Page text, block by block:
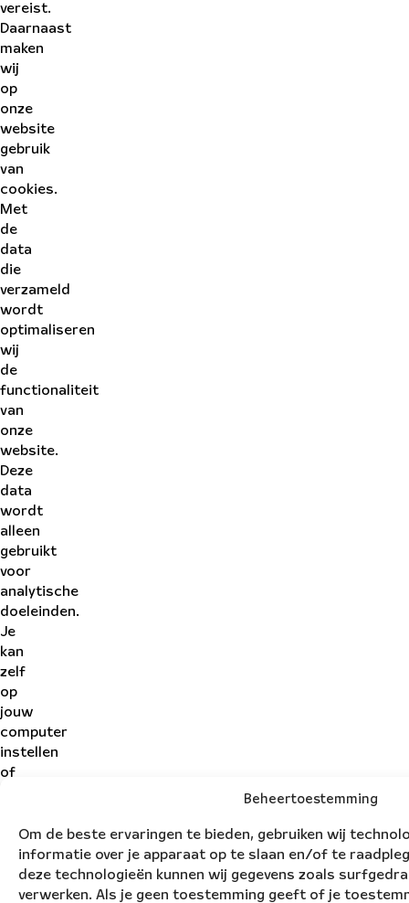
Beheertoestemming
Om de beste ervaringen te bieden, gebruiken wij
informatie over je apparaat op te slaan en/of te
deze technologieën kunnen wij gegevens zoals
verwerken. Als je geen toestemming geeft of je
vereist.
Daarnaast
maken
wij
op
onze
website
gebruik
van
cookies.
Met
de
data
die
verzameld
wordt
optimaliseren
wij
de
functionaliteit
van
onze
website.
Deze
data
wordt
alleen
gebruikt
voor
analytische
doeleinden.
Je
kan
zelf
op
jouw
computer
instellen
of
toestemming
geeft.